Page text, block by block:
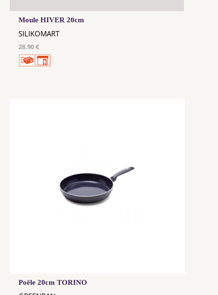
Moule HIVER 20cm
SILIKOMART
28,90 €
Poêle 20cm TORINO